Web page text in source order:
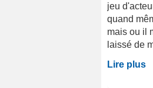
jeu
quand
mais ou il
laissé de
Lire plus